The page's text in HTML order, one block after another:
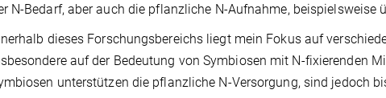
N-Bedarf, aber auch die pflanzliche N-Aufnahme, beispielsweise
dieses Forschungsbereichs liegt mein Fokus auf
auf der Bedeutung von Symbiosen mit N-fixierenden
unterstützen die pflanzliche N-Versorgung, sind jedoch